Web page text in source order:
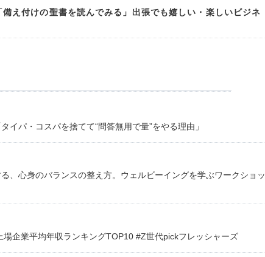
備え付けの聖書を読んでみる」出張でも嬉しい・楽しいビジネ
パ・コスパを捨てて“問答無用で量”をやる理由」
、心身のバランスの整え方。ウェルビーイングを学ぶワークショッ
企業平均年収ランキングTOP10 #Z世代pickフレッシャーズ